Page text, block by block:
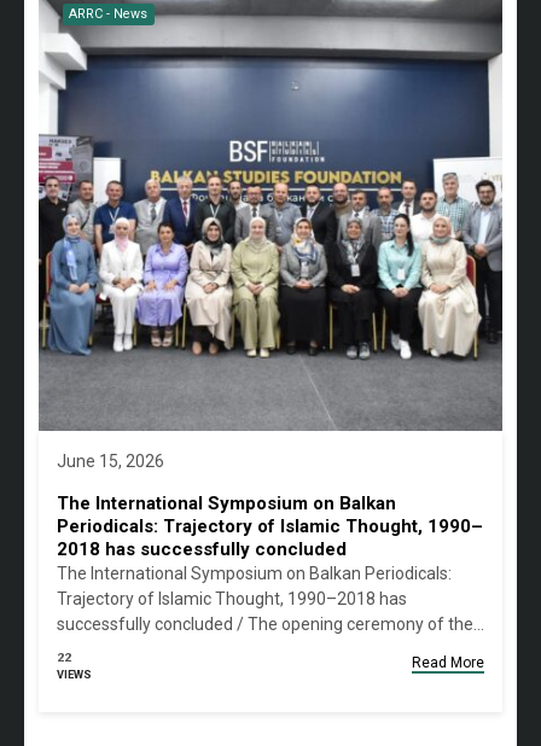
ARRC - News
June 15, 2026
The International Symposium on Balkan
Periodicals: Trajectory of Islamic Thought, 1990–
2018 has successfully concluded
The International Symposium on Balkan Periodicals:
Trajectory of Islamic Thought, 1990–2018 has
successfully concluded / The opening ceremony of the…
22
VIEWS
Read More